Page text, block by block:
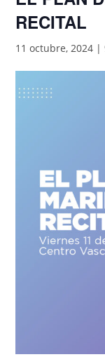
RECITAL
11 octubre, 2024 |